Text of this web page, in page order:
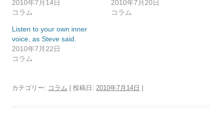
2010年7月14日
コラム
2010年7月20日
コラム
Listen to your own inner
voice, as Steve said.
2010年7月22日
コラム
カテゴリー: コラム | 投稿日: 2010年7月14日